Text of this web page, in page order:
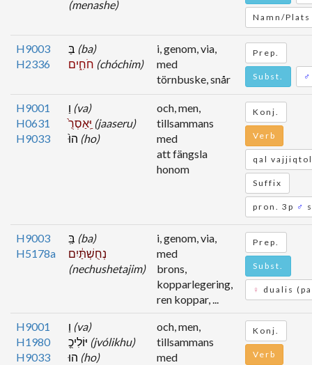
(menashe)
Namn/Plats
H9003
H2336
(ba)
(chóchim)
i, genom, via,
med
törnbuske, snår
Prep.
Subst. ♂
H9001
H0631
H9033
(va)
(jaaseru)
(ho)
och, men,
tillsammans
med
att fängsla
honom
Konj.
Verb
qal
Suffix
pron. 3p ♂
H9003
H5178a
(ba)
נְחֻשְׁתַּ֔יִם
(nechushetajim)
i, genom, via,
med
brons,
kopparlegering,
ren koppar, ...
Prep.
Subst.
♀ dualis
H9001
H1980
H9033
(va)
(jvólikhu)
(ho)
och, men,
tillsammans
med
Konj.
Verb